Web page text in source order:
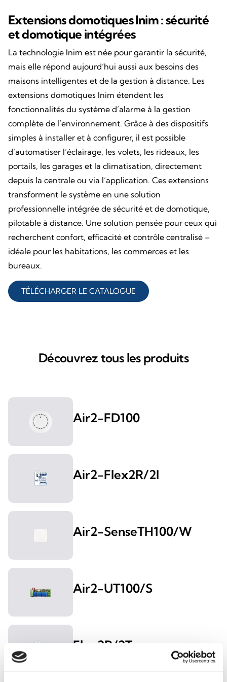
Extensions domotiques Inim : sécurité
et domotique intégrées
La technologie Inim est née pour garantir la sécurité,
mais elle répond aujourd’hui aussi aux besoins des
maisons intelligentes et de la gestion à distance. Les
extensions domotiques Inim étendent les
fonctionnalités du système d’alarme à la gestion
complète de l’environnement. Grâce à des dispositifs
simples à installer et à configurer, il est possible
d’automatiser l’éclairage, les volets, les rideaux, les
portails, les garages et la climatisation, directement
depuis la centrale ou via l’application. Ces extensions
transforment le système en une solution
professionnelle intégrée de sécurité et de domotique,
pilotable à distance. Une solution pensée pour ceux qui
recherchent confort, efficacité et contrôle centralisé –
idéale pour les habitations, les commerces et les
bureaux.
TÉLÉCHARGER LE CATALOGUE
Découvrez tous les produits
Air2-FD100
Air2-Flex2R/2I
Air2-SenseTH100/W
Air2-UT100/S
Flex2R/2T